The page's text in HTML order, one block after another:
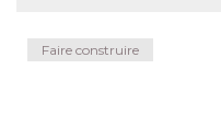
Faire construire